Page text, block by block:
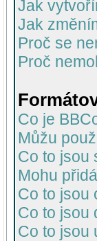
Jak
Jak
Proč se
Proč
Co je
Můžu
Co to jsou
Mohu
Co to jsou
Co to jsou
Co to jsou